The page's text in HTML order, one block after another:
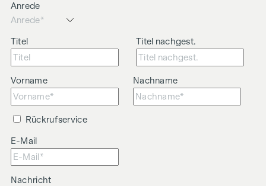
Anrede
Titel Titel nachgest.
Vorname Nachname
Rückrufservice
E-Mail
Nachricht